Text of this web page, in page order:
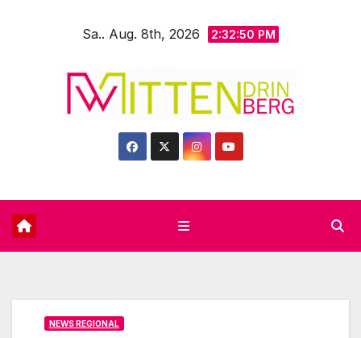
Sa.. Aug. 8th, 2026 2:32:52 PM
NEWS REGIONAL